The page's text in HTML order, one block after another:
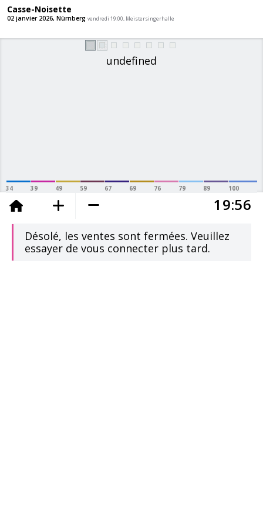
Casse-Noisette
undefined
1 9 56
34 39 49 59 67 69 76 79 89 100
ajouté au panier
Désolé, les ventes sont fermées. Veuillez
essayer de vous connecter plus tard.